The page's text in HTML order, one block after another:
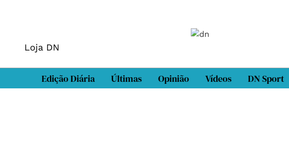
Loja DN
Edição Diária Últimas Opinião Vídeos DN Sport